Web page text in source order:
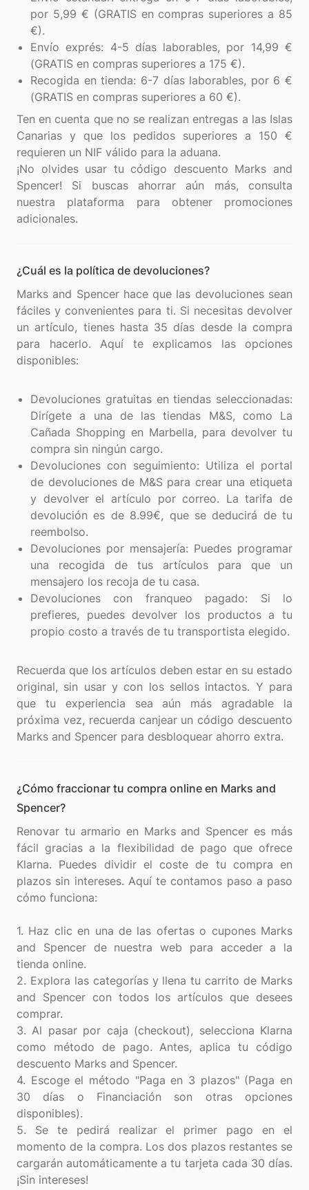
por 5,99 € (GRATIS en compras superiores a 85
€).
Envío exprés: 4-5 días laborables, por 14,99 €
(GRATIS en compras superiores a 175 €).
Recogida en tienda: 6-7 días laborables, por 6 €
(GRATIS en compras superiores a 60 €).
Ten en cuenta que no se realizan entregas a las Islas
Canarias y que los pedidos superiores a 150 €
requieren un NIF válido para la aduana.
¡No olvides usar tu código descuento Marks and
Spencer! Si buscas ahorrar aún más, consulta
nuestra plataforma para obtener promociones
¿Cuál es la política de devoluciones?
Marks and Spencer hace que las devoluciones sean
fáciles y convenientes para ti. Si necesitas devolver
un artículo, tienes hasta 35 días desde la compra
para hacerlo. Aquí te explicamos las opciones
disponibles:
Devoluciones gratuitas en tiendas seleccionadas:
Dirígete a una de las tiendas M&S, como La
Cañada Shopping en Marbella, para devolver tu
compra sin ningún cargo.
Devoluciones con seguimiento: Utiliza el portal
de devoluciones de M&S para crear una etiqueta
y devolver el artículo por correo. La tarifa de
devolución es de 8.99€, que se deducirá de tu
reembolso.
Devoluciones por mensajería: Puedes programar
una recogida de tus artículos para que un
mensajero los recoja de tu casa.
Devoluciones con franqueo pagado: Si lo
prefieres, puedes devolver los productos a tu
propio costo a través de tu transportista elegido.
Recuerda que los artículos deben estar en su estado
original, sin usar y con los sellos intactos. Y para
que tu experiencia sea aún más agradable la
próxima vez, recuerda canjear un código descuento
¿Cómo fraccionar tu compra online en Marks and
Spencer?
Renovar tu armario en Marks and Spencer es más
fácil gracias a la flexibilidad de pago que ofrece
Klarna. Puedes dividir el coste de tu compra en
plazos sin intereses. Aquí te contamos paso a paso
cómo funciona:
1. Haz clic en una de las ofertas o cupones Marks
and Spencer de nuestra web para acceder a la
tienda online.
2. Explora las categorías y llena tu carrito de Marks
and Spencer con todos los artículos que desees
comprar.
3. Al pasar por caja (checkout), selecciona Klarna
como método de pago. Antes, aplica tu código
descuento Marks and Spencer.
4. Escoge el método "Paga en 3 plazos" (Paga en
30 días o Financiación son otras opciones
disponibles).
5. Se te pedirá realizar el primer pago en el
momento de la compra. Los dos plazos restantes se
cargarán automáticamente a tu tarjeta cada 30 días.